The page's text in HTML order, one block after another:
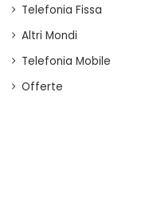
Telefonia Fissa
Altri Mondi
Telefonia Mobile
Offerte